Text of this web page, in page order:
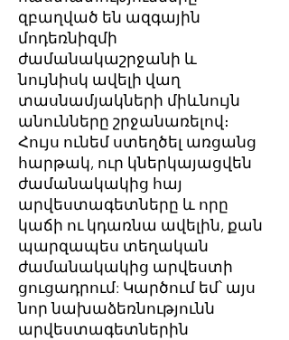
զբաղված են ազգային
մոդեռնիզմի
ժամանակաշրջանի և
նույնիսկ ավելի վաղ
տասնամյակների միևնույն
անունները շրջանառելով։
Հույս ունեմ ստեղծել առցանց
հարթակ, ուր կներկայացվեն
ժամանակակից հայ
արվեստագետները և որը
կաճի ու կդառնա ավելին, քան
պարզապես տեղական
ժամանակակից արվեստի
ցուցադրում: Կարծում եմ՝ այս
նոր նախաձեռնությունն
արվեստագետներին